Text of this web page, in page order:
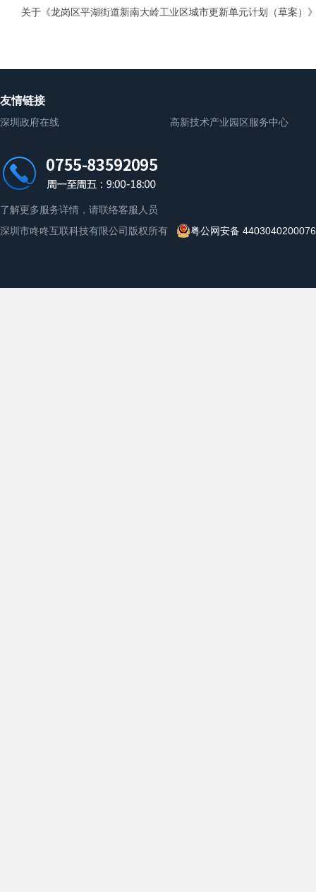
改（草案）》的公示
关于《龙岗区平湖街道新南大岭工业区城市更新单元计划（草案）
友情链接
深圳政府在线 高新技术产业园区服务中心
了解更多服务详情，请联络客服人员
深圳市咚咚互联科技有限公司版权所有
粤公网安备